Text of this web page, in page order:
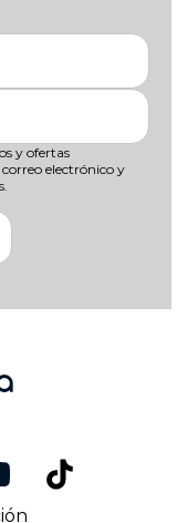
y ofertas
electrónico y